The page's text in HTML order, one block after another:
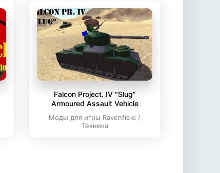
Falcon Project. IV "Slug"
Armoured Assault Vehicle
Моды для игры Ravenfield /
Техника